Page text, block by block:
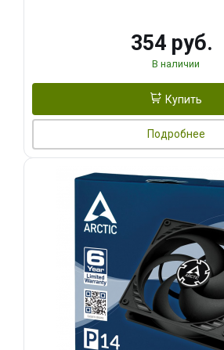
354 руб.
В наличии
Купить
Подробнее